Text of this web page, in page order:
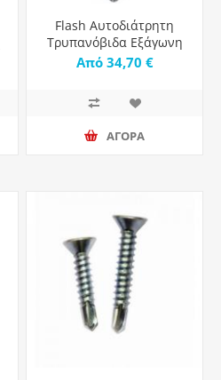
Flash Αυτοδιάτρητη
Τρυπανόβιδα Εξάγωνη
με Διάμετρο M5.5 -
Από 34,70 €
ΑΓΟΡΑ